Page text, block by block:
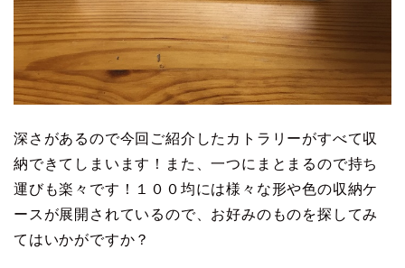
深さがあるので今回ご紹介したカトラリーがすべて収
納できてしまいます！また、一つにまとまるので持ち
運びも楽々です！１００均には様々な形や色の収納ケ
ースが展開されているので、お好みのものを探してみ
てはいかがですか？